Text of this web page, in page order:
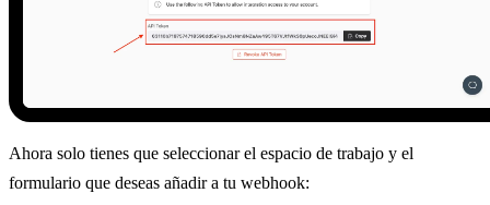
Ahora solo tienes que seleccionar el espacio de trabajo y el
formulario que deseas añadir a tu webhook: